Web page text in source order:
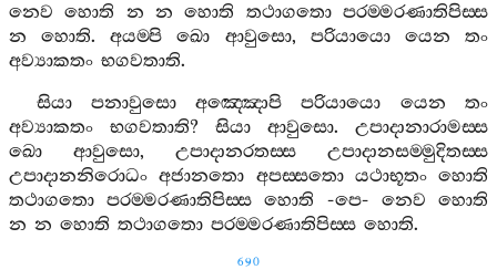
නෙව හොති න න හොති තථාගතො පරම‍්මරණාතිපිස‍්ස
න
හොති.අයම‍්පි ඛො ආවුසො, පරියායො යෙන
තං
අව්‍යාකතං භගවතාති.
සියා
පනාවුසො අඤ‍්ඤොපි පරියායො යෙන
තං
අව්‍යාකතං
භගවතාති? සියා ආවුසො. උපාදානාරාමස‍්ස
ඛො
ආවුසො, උපාදානරතස‍්ස
උපාදානසම‍්මුදිතස‍්ස
උපාදානනිරොධං අජානතො අපස‍්සතො යථාභූතං හොති
තථාගතො පරම‍්මරණාතිපිස‍්ස හොති -පෙ- නෙව
හොති
න න හොති තථාගතො පරම‍්මරණාතිපිස‍්ස හොති.
690